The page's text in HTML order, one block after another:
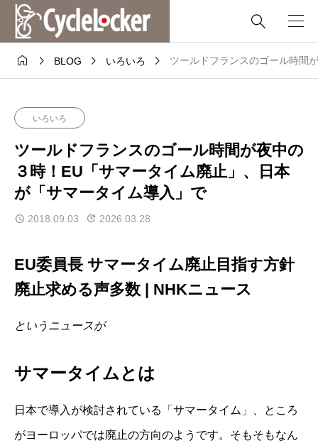

  BLOG  いろいろ  ツールドフランスのゴール時間
いろいろ
ツールドフランスのゴール時間が夜中の
３時！EU「サマータイム廃止」、日本
が「サマータイム導入」で
2018.09.03 2026.03.28
EU委員長 サマータイム廃止目指す方針
廃止求める声多数 | NHKニュース
というニュースが
サマータイムとは
日本で導入が検討されている「サマータイム」、ところ
がヨーロッパでは廃止の方向のようです。そもそもなん